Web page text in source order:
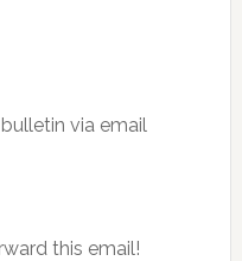
via email
this email!